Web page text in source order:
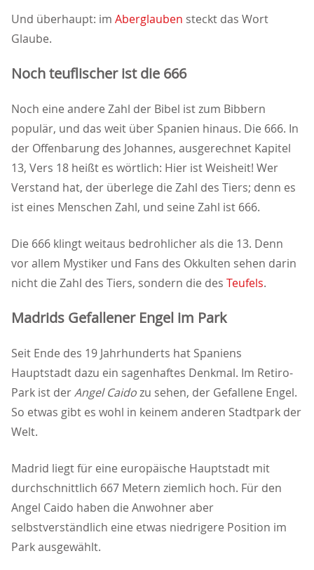
Und überhaupt: im Aberglauben steckt das Wort
Glaube.
Noch teuflischer ist die 666
Noch eine andere Zahl der Bibel ist zum Bibbern
populär, und das weit über Spanien hinaus. Die 666. In
der Offenbarung des Johannes, ausgerechnet Kapitel
13, Vers 18 heißt es wörtlich: Hier ist Weisheit! Wer
Verstand hat, der überlege die Zahl des Tiers; denn es
ist eines Menschen Zahl, und seine Zahl ist 666.
Die 666 klingt weitaus bedrohlicher als die 13. Denn
vor allem Mystiker und Fans des Okkulten sehen darin
nicht die Zahl des Tiers, sondern die des Teufels.
Madrids Gefallener Engel im Park
Seit Ende des 19 Jahrhunderts hat Spaniens
Hauptstadt dazu ein sagenhaftes Denkmal. Im Retiro-
Park ist derAngel Caidozu sehen, der Gefallene Engel.
So etwas gibt es wohl in keinem anderen Stadtpark der
Welt.
Madrid liegt für eine europäische Hauptstadt mit
durchschnittlich 667 Metern ziemlich hoch. Für den
Angel Caido haben die Anwohner aber
selbstverständlich eine etwas niedrigere Position im
Park ausgewählt.